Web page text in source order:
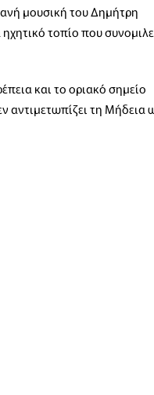
μουσική του Δημήτρη
τοπίο που
και το οριακό σημείο
αντιμετωπίζει τη Μήδεια